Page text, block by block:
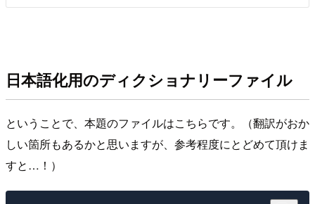
日本語化用のディクショナリーファイル
ということで、本題のファイルはこちらです。（翻訳がおか
しい箇所もあるかと思いますが、参考程度にとどめて頂けま
すと…！）